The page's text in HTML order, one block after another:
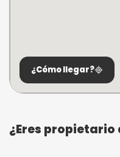
¿Cómo llegar?
¿Eres propietario